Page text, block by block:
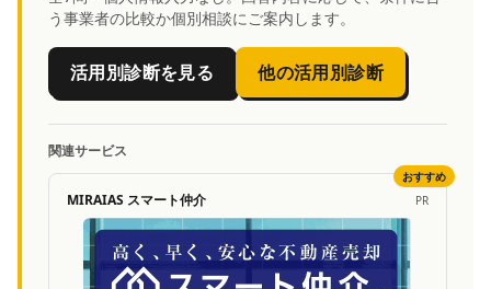
う事業者の比較か個別相談にご案内します。
活用別診断を見る 他の活用別診断
関連サービス
MIRAIAS スマート仲介 PR
おすすめ